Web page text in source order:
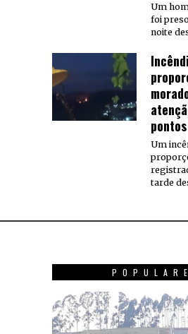
Um
foi
noite
Um
tarde